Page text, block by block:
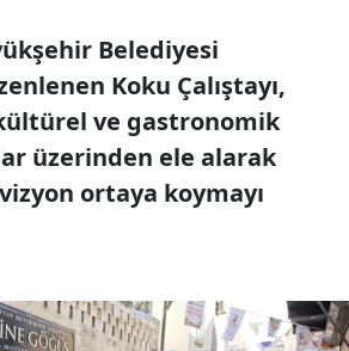
Belediyesi
Koku Çalıştayı,
ve gastronomik
üzerinden ele alarak
ortaya koymayı